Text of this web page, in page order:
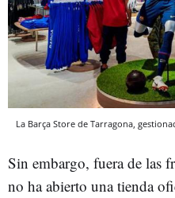
La Barça Store de Tarragona,
Sin embargo, fuera de las
no ha abierto una tienda